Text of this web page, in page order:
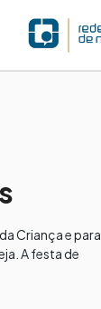
Criança e para
A festa de